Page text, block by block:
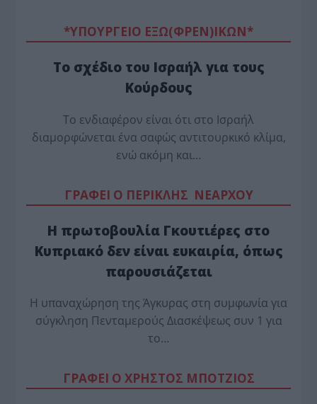
*ΥΠΟΥΡΓΕΙΟ ΕΞΩ(ΦΡΕΝ)ΙΚΩΝ*
Το σχέδιο του Ισραήλ για τους
Κούρδους
Το ενδιαφέρον είναι ότι στο Ισραήλ
διαμορφώνεται ένα σαφώς αντιτουρκικό κλίμα,
ενώ ακόμη και…
ΓΡΑΦΕΙ Ο ΠΕΡΙΚΛΗΣ ΝΕΑΡΧΟΥ
Η πρωτοβουλία Γκουτιέρες στο
Κυπριακό δεν είναι ευκαιρία, όπως
παρουσιάζεται
Η υπαναχώρηση της Άγκυρας στη συμφωνία για
σύγκληση Πενταμερούς Διασκέψεως συν 1 για
το…
ΓΡΑΦΕΙ Ο ΧΡΗΣΤΟΣ ΜΠΟΤΖΙΟΣ